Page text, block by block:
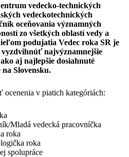
vedecko-technických
vedeckotechnických
oceňovania významných
zo všetkých oblastí vedy a
podujatia Vedec roka SR je
vyzdvihnúť najvýznamnejšie
aj najlepšie dosiahnuté
na Slovensku.
v piatich kategóriách:
Mladá vedecká pracovníčka
roka
roka
spolupráce